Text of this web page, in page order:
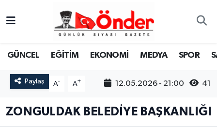
GÜNCEL EĞİTİM EKONOMİ MEDYA SPOR
Paylaş A- A+ 12.05.2026 - 21:00 41
ZONGULDAK BELEDİYE BAŞKANLIĞI
GÜNCEL
EKONOMİ
MEDYA
Zonguldak Nöbetçi Eczaneler
Zonguldak Namaz Vakitleri
Zonguldak Trafik Yoğunluk Haritası